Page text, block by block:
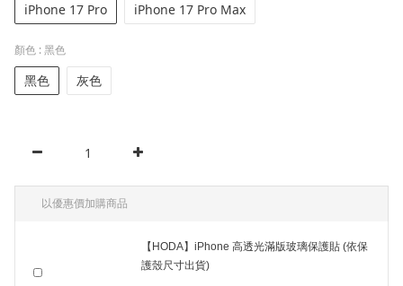
iPhone 17 Pro iPhone 17 Pro Max
顏色 : 黑色
黑色 灰色
以優惠價加購商品
【HODA】iPhone 高透光滿版玻璃保護貼 (依保
護殼尺寸出貨)